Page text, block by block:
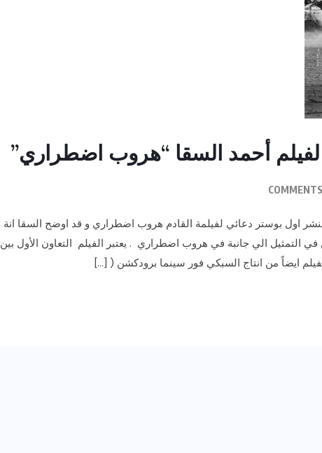
أحمد السقا “هروب اضطراري”
اول بوستر دعائي لفيلمة القادم هروب اضطراري و قد اوضح السقا انة
في التمثيل الي جانبة في هروب اضطراري . يعتبر الفيلم التعاون الأول بين
ايضاً من انتاج السبكي فور سينما برودكشن ( […]